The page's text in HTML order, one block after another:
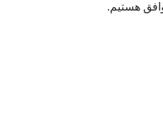
هستیم.